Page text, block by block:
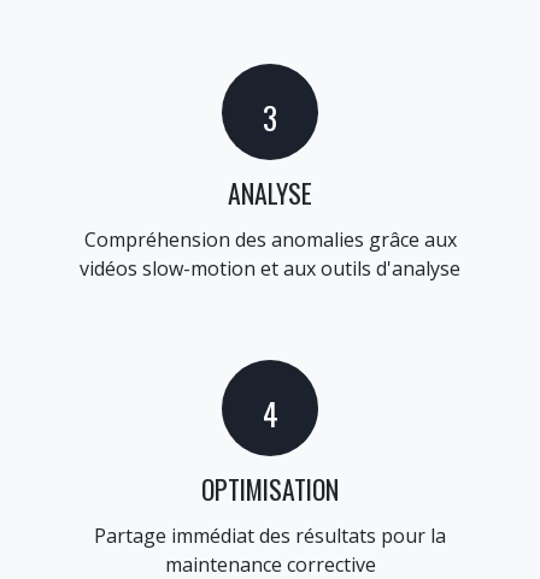
3
ANALYSE
Compréhension des anomalies grâce aux
vidéos slow-motion et aux outils d'analyse
4
OPTIMISATION
Partage immédiat des résultats pour la
maintenance corrective